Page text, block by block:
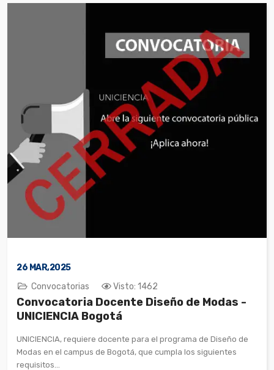
26 MAR,2025
Convocatorias
Visto: 1462
Convocatoria Docente Diseño de Modas -
UNICIENCIA Bogotá
UNICIENCIA, requiere docente para el programa de Diseño de
Modas en el campus de Bogotá, que cumpla los siguientes
requisitos...